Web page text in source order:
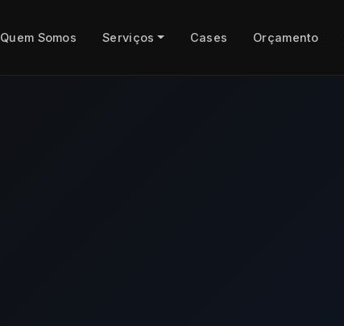
Quem Somos Serviços Cases Orçamento